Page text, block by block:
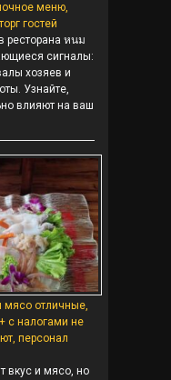
меню,
гостей
ресторана หนม
сигналы:
хозяев и
Узнайте,
влияют на ваш
мясо отличные,
с налогами не
персонал
вкус и мясо, но